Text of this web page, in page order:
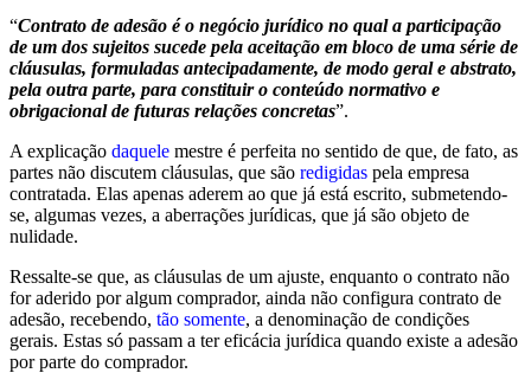
“Contrato de adesão é o negócio jurídico no qual a participação
de um dos sujeitos sucede pela aceitação em bloco de uma série de
cláusulas, formuladas antecipadamente, de modo geral e abstrato,
pela outra parte, para constituir o conteúdo normativo e
obrigacional de futuras relações concretas”.
A explicação daquele mestre é perfeita no sentido de que, de fato, as
partes não discutem cláusulas, que são redigidas pela empresa
contratada. Elas apenas aderem ao que já está escrito, submetendo-
se, algumas vezes, a aberrações jurídicas, que já são objeto de
nulidade.
Ressalte-se que, as cláusulas de um ajuste, enquanto o contrato não
for aderido por algum comprador, ainda não configura contrato de
adesão, recebendo, tão somente, a denominação de condições
gerais. Estas só passam a ter eficácia jurídica quando existe a adesão
por parte do comprador.